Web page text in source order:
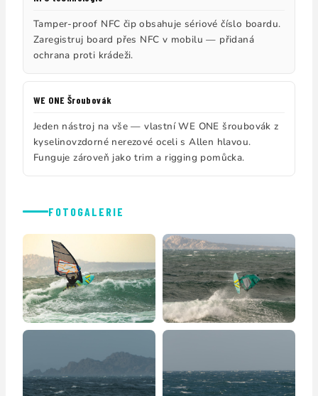
Tamper-proof NFC čip obsahuje sériové číslo boardu.
Zaregistruj board přes NFC v mobilu — přidaná
ochrana proti krádeži.
WE ONE Šroubovák
Jeden nástroj na vše — vlastní WE ONE šroubovák z
kyselinovzdorné nerezové oceli s Allen hlavou.
Funguje zároveň jako trim a rigging pomůcka.
FOTOGALERIE